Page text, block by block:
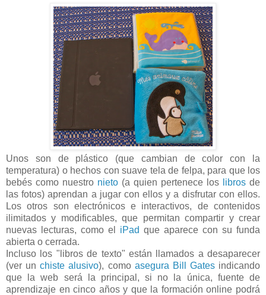
Unos son de plástico (que cambian de color con la
temperatura) o hechos con suave tela de felpa, para que los
bebés como nuestro nieto (a quien pertenece los libros de
las fotos) aprendan a jugar con ellos y a disfrutar con ellos.
Los otros son electrónicos e interactivos, de contenidos
ilimitados y modificables, que permitan compartir y crear
nuevas lecturas, como el iPad que aparece con su funda
abierta o cerrada.
Incluso los "libros de texto" están llamados a desaparecer
(ver unchiste alusivo), como asegura Bill Gatesindicando
que la web será la principal, si no la única, fuente de
aprendizaje en cinco años y que la formación online podrá